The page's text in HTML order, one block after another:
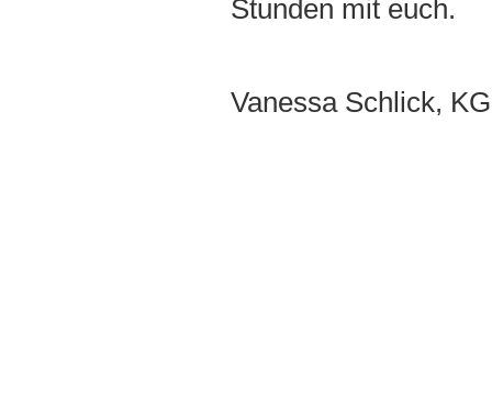
Stunden mit euch.
Vanessa Schlick,